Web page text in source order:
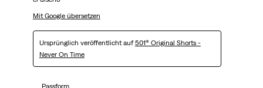
Mit Google übersetzen
Ursprünglich veröffentlicht auf501® Original Shorts -
Never On Time